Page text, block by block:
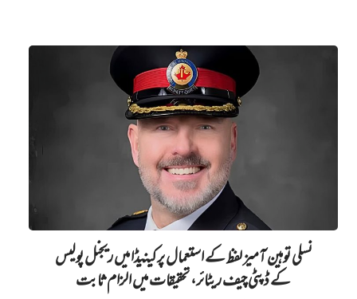
نسلی توہین آمیز لفظ کے استعمال پر کینیڈا میں ریجنل پولیس
کے ڈپٹی چیف ریٹائر، تحقیقات میں الزام ثابت